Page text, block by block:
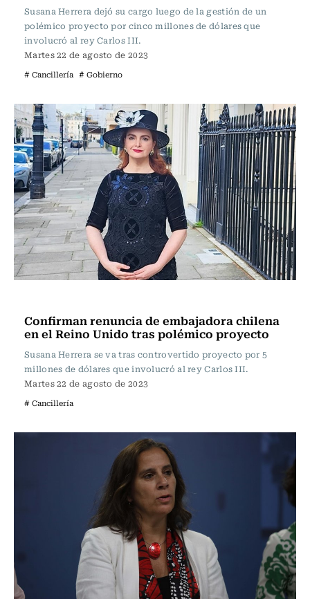
Susana Herrera dejó su cargo luego de la gestión de un
polémico proyecto por cinco millones de dólares que
involucró al rey Carlos III.
Martes 22 de agosto de 2023
# Cancillería # Gobierno
Confirman renuncia de embajadora chilena
en el Reino Unido tras polémico proyecto
Susana Herrera se va tras controvertido proyecto por 5
millones de dólares que involucró al rey Carlos III.
Martes 22 de agosto de 2023
# Cancillería